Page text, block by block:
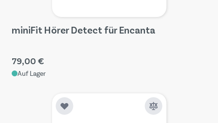
miniFit Hörer Detect für Encanta
79,00 €
Auf Lager